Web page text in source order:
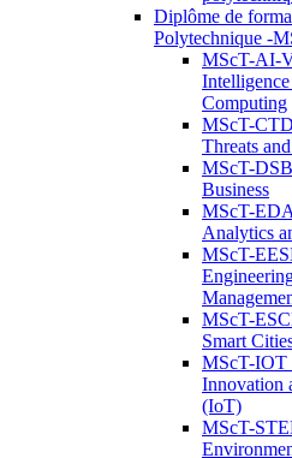
Diplôme de
Polytechnique -
MScT-AI-
Computing
MScT-
Threats
MScT-
Business
MScT-
Analytics
MScT-
MScT-
Smart
MScT-IOT
Innovation
(IoT)
MScT-